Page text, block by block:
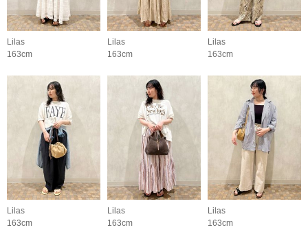
Lilas
163cm
Lilas
163cm
Lilas
163cm
Lilas
163cm
Lilas
163cm
Lilas
163cm